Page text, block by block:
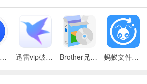
夸克网盘官方正式版 迅雷vip破解版永久会员2024版 Brother兄弟 MFC-8480DN多功能一体机ISIS驱动 蚂蚁文件（数据恢复大师）